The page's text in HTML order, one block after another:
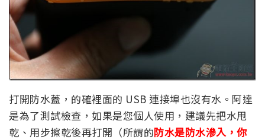
打開防水蓋，的確裡面的 USB 連接埠也沒有水。阿達
是為了測試檢查，如果是您個人使用，建議先把水甩
乾、用步擦乾後再打開（所謂的防水是防水滲入，你